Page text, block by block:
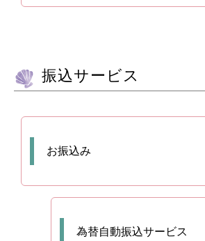
振込サービス
お振込み
為替自動振込サービス